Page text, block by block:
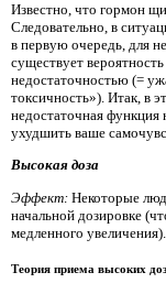
Известно, что гормон
Следовательно, в
в первую очередь, для
существует
недостаточностью (=
токсичность»). Итак, в
недостаточная
ухудшить ваше
Высокая доза
Эффект: Некоторые
начальной дозировке
медленного
Теория приема высоких